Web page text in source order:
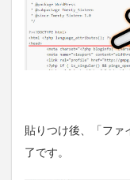
貼りつけ後、「ファ
了です。